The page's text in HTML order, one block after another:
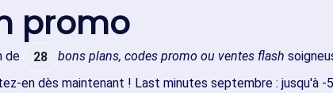
promo
de 28 bons plans, codes promo ou ventes flash
en dès maintenant ! Last minutes septembre : jusqu'à